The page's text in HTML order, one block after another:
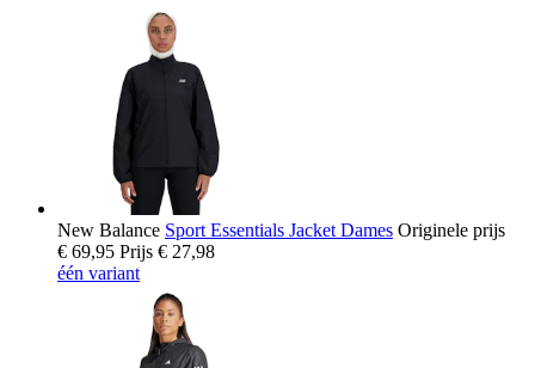
New Balance Sport Essentials Jacket Dames Originele prijs
€ 69,95 Prijs € 27,98
één variant